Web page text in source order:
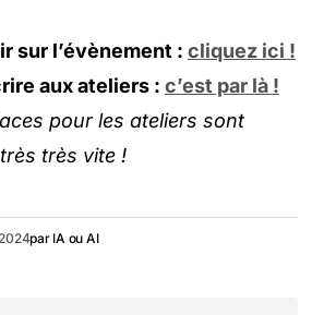
sur l’évènement : cliquez ici !
aux ateliers : c’est par là !
pour les ateliers sont
très vite !
par IA ou AI